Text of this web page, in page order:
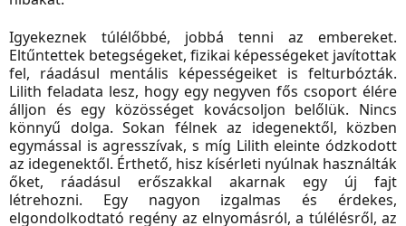
Igyekeznek túlélőbbé, jobbá tenni az embereket.
Eltűntettek betegségeket, fizikai képességeket javítottak
fel, ráadásul mentális képességeiket is felturbózták.
Lilith feladata lesz, hogy egy negyven fős csoport élére
álljon és egy közösséget kovácsoljon belőlük. Nincs
könnyű dolga. Sokan félnek az idegenektől, közben
egymással is agresszívak, s míg Lilith eleinte ódzkodott
az idegenektől. Érthető, hisz kísérleti nyúlnak használták
őket, ráadásul erőszakkal akarnak egy új fajt
létrehozni. Egy nagyon izgalmas és érdekes,
elgondolkodtató regény az elnyomásról, a túlélésről, az